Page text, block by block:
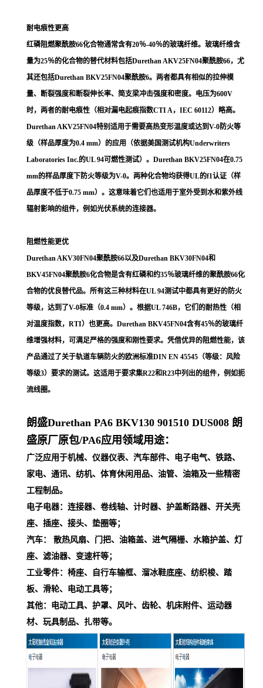
耐电痕性更高
红磷阻燃聚酰胺66化合物通常含有20％-40％的玻璃纤维。玻璃纤维含
量为25％的化合物的替代材料包括Durethan AKV25FN04聚酰胺66，尤
其还包括Durethan BKV25FN04聚酰胺6。两者都具有相似的拉伸模
量、断裂强度和断裂伸长率、简支梁冲击强度和密度。电压为600V
时，两者的耐电痕性（相对漏电起痕指数CTI A，IEC 60112）略高。
Durethan AKV25FN04特别适用于需要高热变形温度或达到V-0防火等
级（样品厚度为0.4 mm）的应用（依据美国测试机构Underwriters
Laboratories Inc.的UL 94可燃性测试）。Durethan BKV25FN04在0.75
mm的样品厚度下防火等级为V-0。两种化合物均获得UL的f1认证（样
品厚度不低于0.75 mm）。这意味着它们也适用于室外受到水和紫外线
辐射影响的组件，例如光伏系统的连接器。
阻燃性能更优
Durethan AKV30FN04聚酰胺66以及Durethan BKV30FN04和
BKV45FN04聚酰胺6化合物是含有红磷和约35％玻璃纤维的聚酰胺66化
合物的优良替代品。所有这三种材料在UL 94测试中都具有更好的防火
等级，达到了V-0标准（0.4 mm）。根据UL 746B，它们的耐热性（相
对温度指数，RTI）也更高。Durethan BKV45FN04含有45％的玻璃纤
维增强材料，可满足严格的强度和刚性要求。凭借优异的阻燃性能，该
产品通过了关于轨道车辆防火的欧洲标准DIN EN 45545（等级：风险
等级3）要求的测试。这适用于要求集R22和R23中列出的组件，例如扼
流线圈。
朗盛Durethan PA6 BKV130 901510 DUS008 朗
盛原厂原包/PA6应用领域用途：
广泛应用于机械、仪器仪表、汽车部件、电子电气、铁路、
家电、通讯、纺机、体育休闲用品、油管、油箱及一些精密
工程制品。
电子电器：连接器、卷线轴、计时器、护盖断路器、开关壳
座、插座、接头、垫圈等；
汽车： 散热风扇、门把、油箱盖、进气隔栅、水箱护盖、灯
座、滤油器、变速杆等；
工业零件：椅座、自行车输框、溜冰鞋底座、纺织梭、踏
板、滑轮、电动工具等；
其他：电动工具、护罩、风叶、齿轮、机床附件、运动器
材、玩具制品、扎带等。